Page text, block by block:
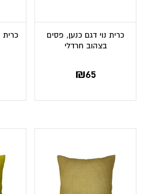
כרית נוי דגם כנען, פסים
בצהוב חרדלי
₪65
כרית